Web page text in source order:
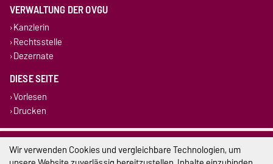
VERWALTUNG DER OVGU
Kanzlerin
Rechtsstelle
Dezernate
DIESE SEITE
Vorlesen
Drucken
Impressum
Wir verwenden Cookies und vergleichbare Technologien, um